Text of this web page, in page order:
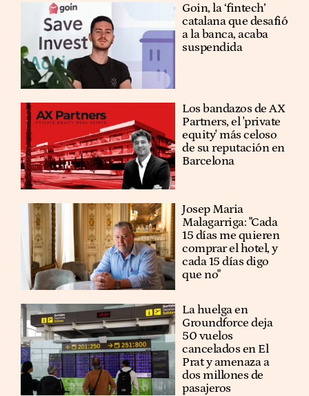
Goin, la ‘fintech’
catalana que desafió
a la banca, acaba
suspendida
Los bandazos de AX
Partners, el 'private
equity' más celoso
de su reputación en
Barcelona
​​Josep Maria
Malagarriga: "Cada
15 días me quieren
comprar el hotel, y
cada 15 días digo
que no"
La huelga en
Groundforce deja
50 vuelos
cancelados en El
Prat y amenaza a
dos millones de
pasajeros